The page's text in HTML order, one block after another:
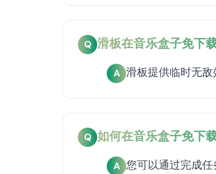
Q 滑板在音乐盒子免下
A 滑板提供临时无敌
Q 如何在音乐盒子免下
A 您可以通过完成